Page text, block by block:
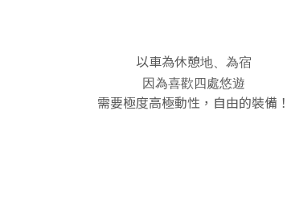
以車為休憩地、為宿
因為喜歡四處悠遊
需要極度高極動性，自由的裝備！